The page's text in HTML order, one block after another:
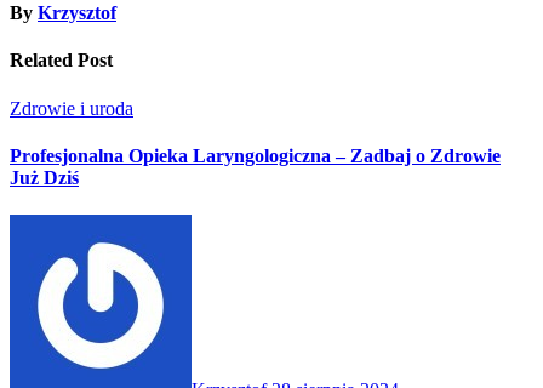
By Krzysztof
Related Post
Zdrowie i uroda
Profesjonalna Opieka Laryngologiczna – Zadbaj o Zdrowie
Już Dziś